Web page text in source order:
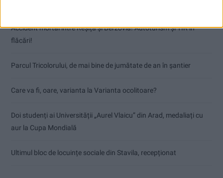
Accident mortal între Reșița și Berzovia! Autoturism și TIR în
flăcări!
Parcul Tricolorului, de mai bine de jumătate de an în șantier
Care va fi, oare, varianta la Varianta ocolitoare?
Doi studenți ai Universității „Aurel Vlaicu” din Arad, medaliați cu
aur la Cupa Mondială
Ultimul bloc de locuințe sociale din Stavila, recepționat